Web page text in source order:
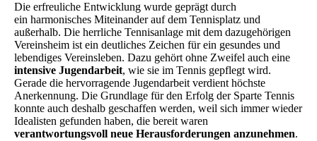
Die erfreuliche Entwicklung wurde geprägt durch
ein harmonisches Miteinander auf dem Tennisplatz und
außerhalb. Die herrliche Tennisanlage mit dem dazugehörigen
Vereinsheim ist ein deutliches Zeichen für ein gesundes und
lebendiges Vereinsleben. Dazu gehört ohne Zweifel auch eine
intensive Jugendarbeit, wie sie im Tennis gepflegt wird.
Gerade die hervorragende Jugendarbeit verdient höchste
Anerkennung. Die Grundlage für den Erfolg der Sparte Tennis
konnte auch deshalb geschaffen werden, weil sich immer wieder
Idealisten gefunden haben, die bereit waren
verantwortungsvoll neue Herausforderungen anzunehmen.